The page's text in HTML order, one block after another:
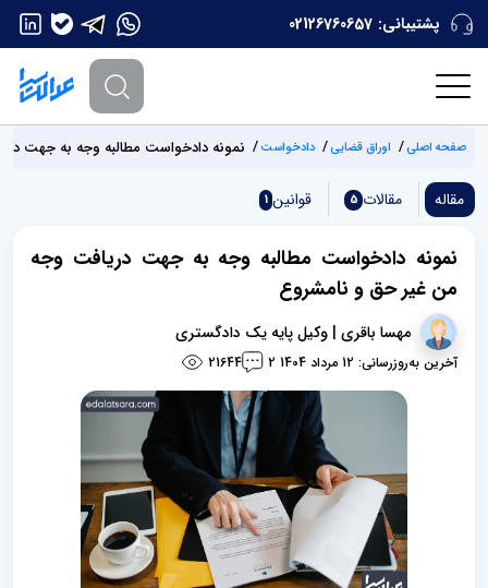
پشتیبانی: 02126760657
صفحه اصلی اوراق قضایی دادخواست نمونه دادخواست مطالبه وجه به جهت
مقاله مقالات 5 قوانین 1
نمونه دادخواست مطالبه وجه به جهت دریافت وجه
من غیر حق و نامشروع
مهسا باقری | وکیل پایه یک دادگستری
آخرین به‌روزرسانی: 12 مرداد 1404 2
21644